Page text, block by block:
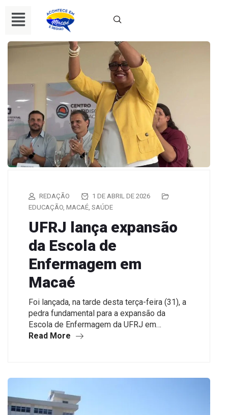
REDAÇÃO
1 DE ABRIL DE 2026
EDUCAÇÃO MACAÉ SAÚDE
UFRJ lança expansão
da Escola de
Enfermagem em
Macaé
Foi lançada, na tarde desta terça-feira (31), a
pedra fundamental para a expansão da
Escola de Enfermagem da UFRJ em…
Read More